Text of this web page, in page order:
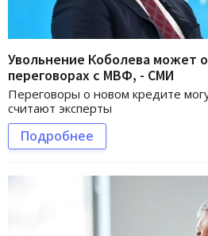
Увольнение Коболева может
переговорах с МВФ, - СМИ
Переговоры о новом кредите
считают эксперты
Подробнее